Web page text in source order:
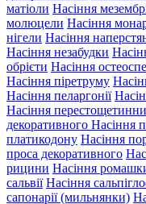
матіоли Насіння
молюцели Насіння
нігели Насіння
Насіння незабудки
обрієти Насіння
Насіння піретруму
Насіння пеларгонії
Насіння
декоративного Насіння
платикодону Насіння
проса декоративного
рицини Насіння
сальвії Насіння
сапонарії (мильнянки)